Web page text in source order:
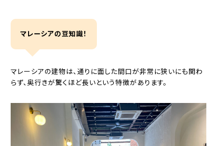
マレーシアの豆知識！
マレーシアの建物は、通りに面した間口が非常に狭いにも関わ
らず、奥行きが驚くほど長いという特徴があります。